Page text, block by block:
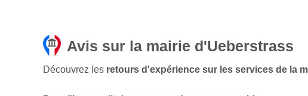
Avis sur la mairie d'Ueberstrass
Découvrez les retours d'expérience sur les services de la